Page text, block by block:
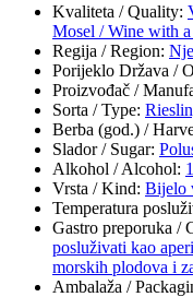
Kvaliteta / Quality:
Mosel / Wine with
Regija / Region:
Porijeklo Država /
Proizvođač /
Sorta / Type:
Berba (god.) /
Slador / Sugar:
Alkohol / Alcohol:
Vrsta / Kind: Bijelo
Temperatura
Gastro preporuka /
posluživati kao
morskih plodova i
Ambalaža /